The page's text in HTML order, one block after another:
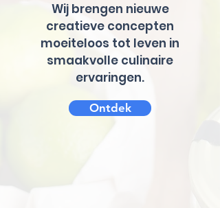
Wij brengen nieuwe
creatieve concepten
moeiteloos tot leven in
smaakvolle culinaire
ervaringen.
Ontdek